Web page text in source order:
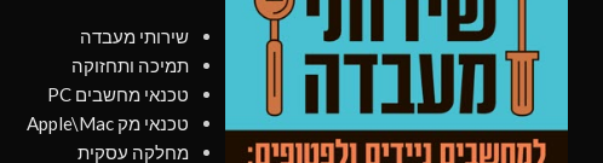
שירותי מעבדה
תמיכה ותחזוקה
טכנאי מחשבים PC
טכנאי מק Apple\Mac
מחלקה עסקית